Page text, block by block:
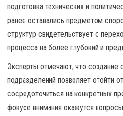
подготовка технических и
ранее оставались предметом
структур свидетельствует о
процесса на более глубокий и
Эксперты отмечают, что создание
подразделений позволяет отойти
сосредоточиться на конкретных
фокусе внимания окажутся